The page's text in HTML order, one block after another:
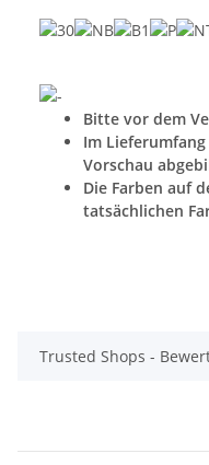
Bitte vor dem
Im
Vorschau
Die Farben auf
tatsächlichen
Trusted Shops -